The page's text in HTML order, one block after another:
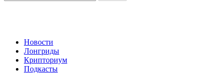
Новости
Лонгриды
Крипториум
Подкасты